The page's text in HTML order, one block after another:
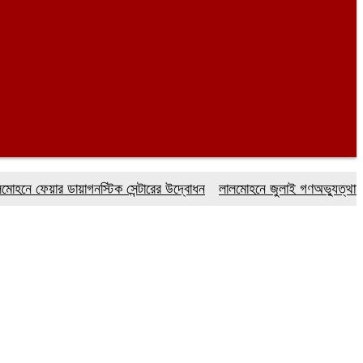
ডায়াগনস্টিক সেন্টারের উদ্বোধন
লালমোহনে জুলাই গণঅভ্যুত্থান দিবস